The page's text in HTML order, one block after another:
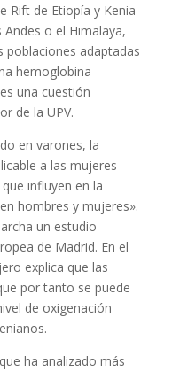
Rift de Etiopía y Kenia
o el Himalaya,
poblaciones adaptadas
hemoglobina
una cuestión
de la UPV.
en varones, la
a las mujeres
influyen en la
hombres y mujeres».
un estudio
de Madrid. En el
explica que las
por tanto se puede
de oxigenación
ha analizado más